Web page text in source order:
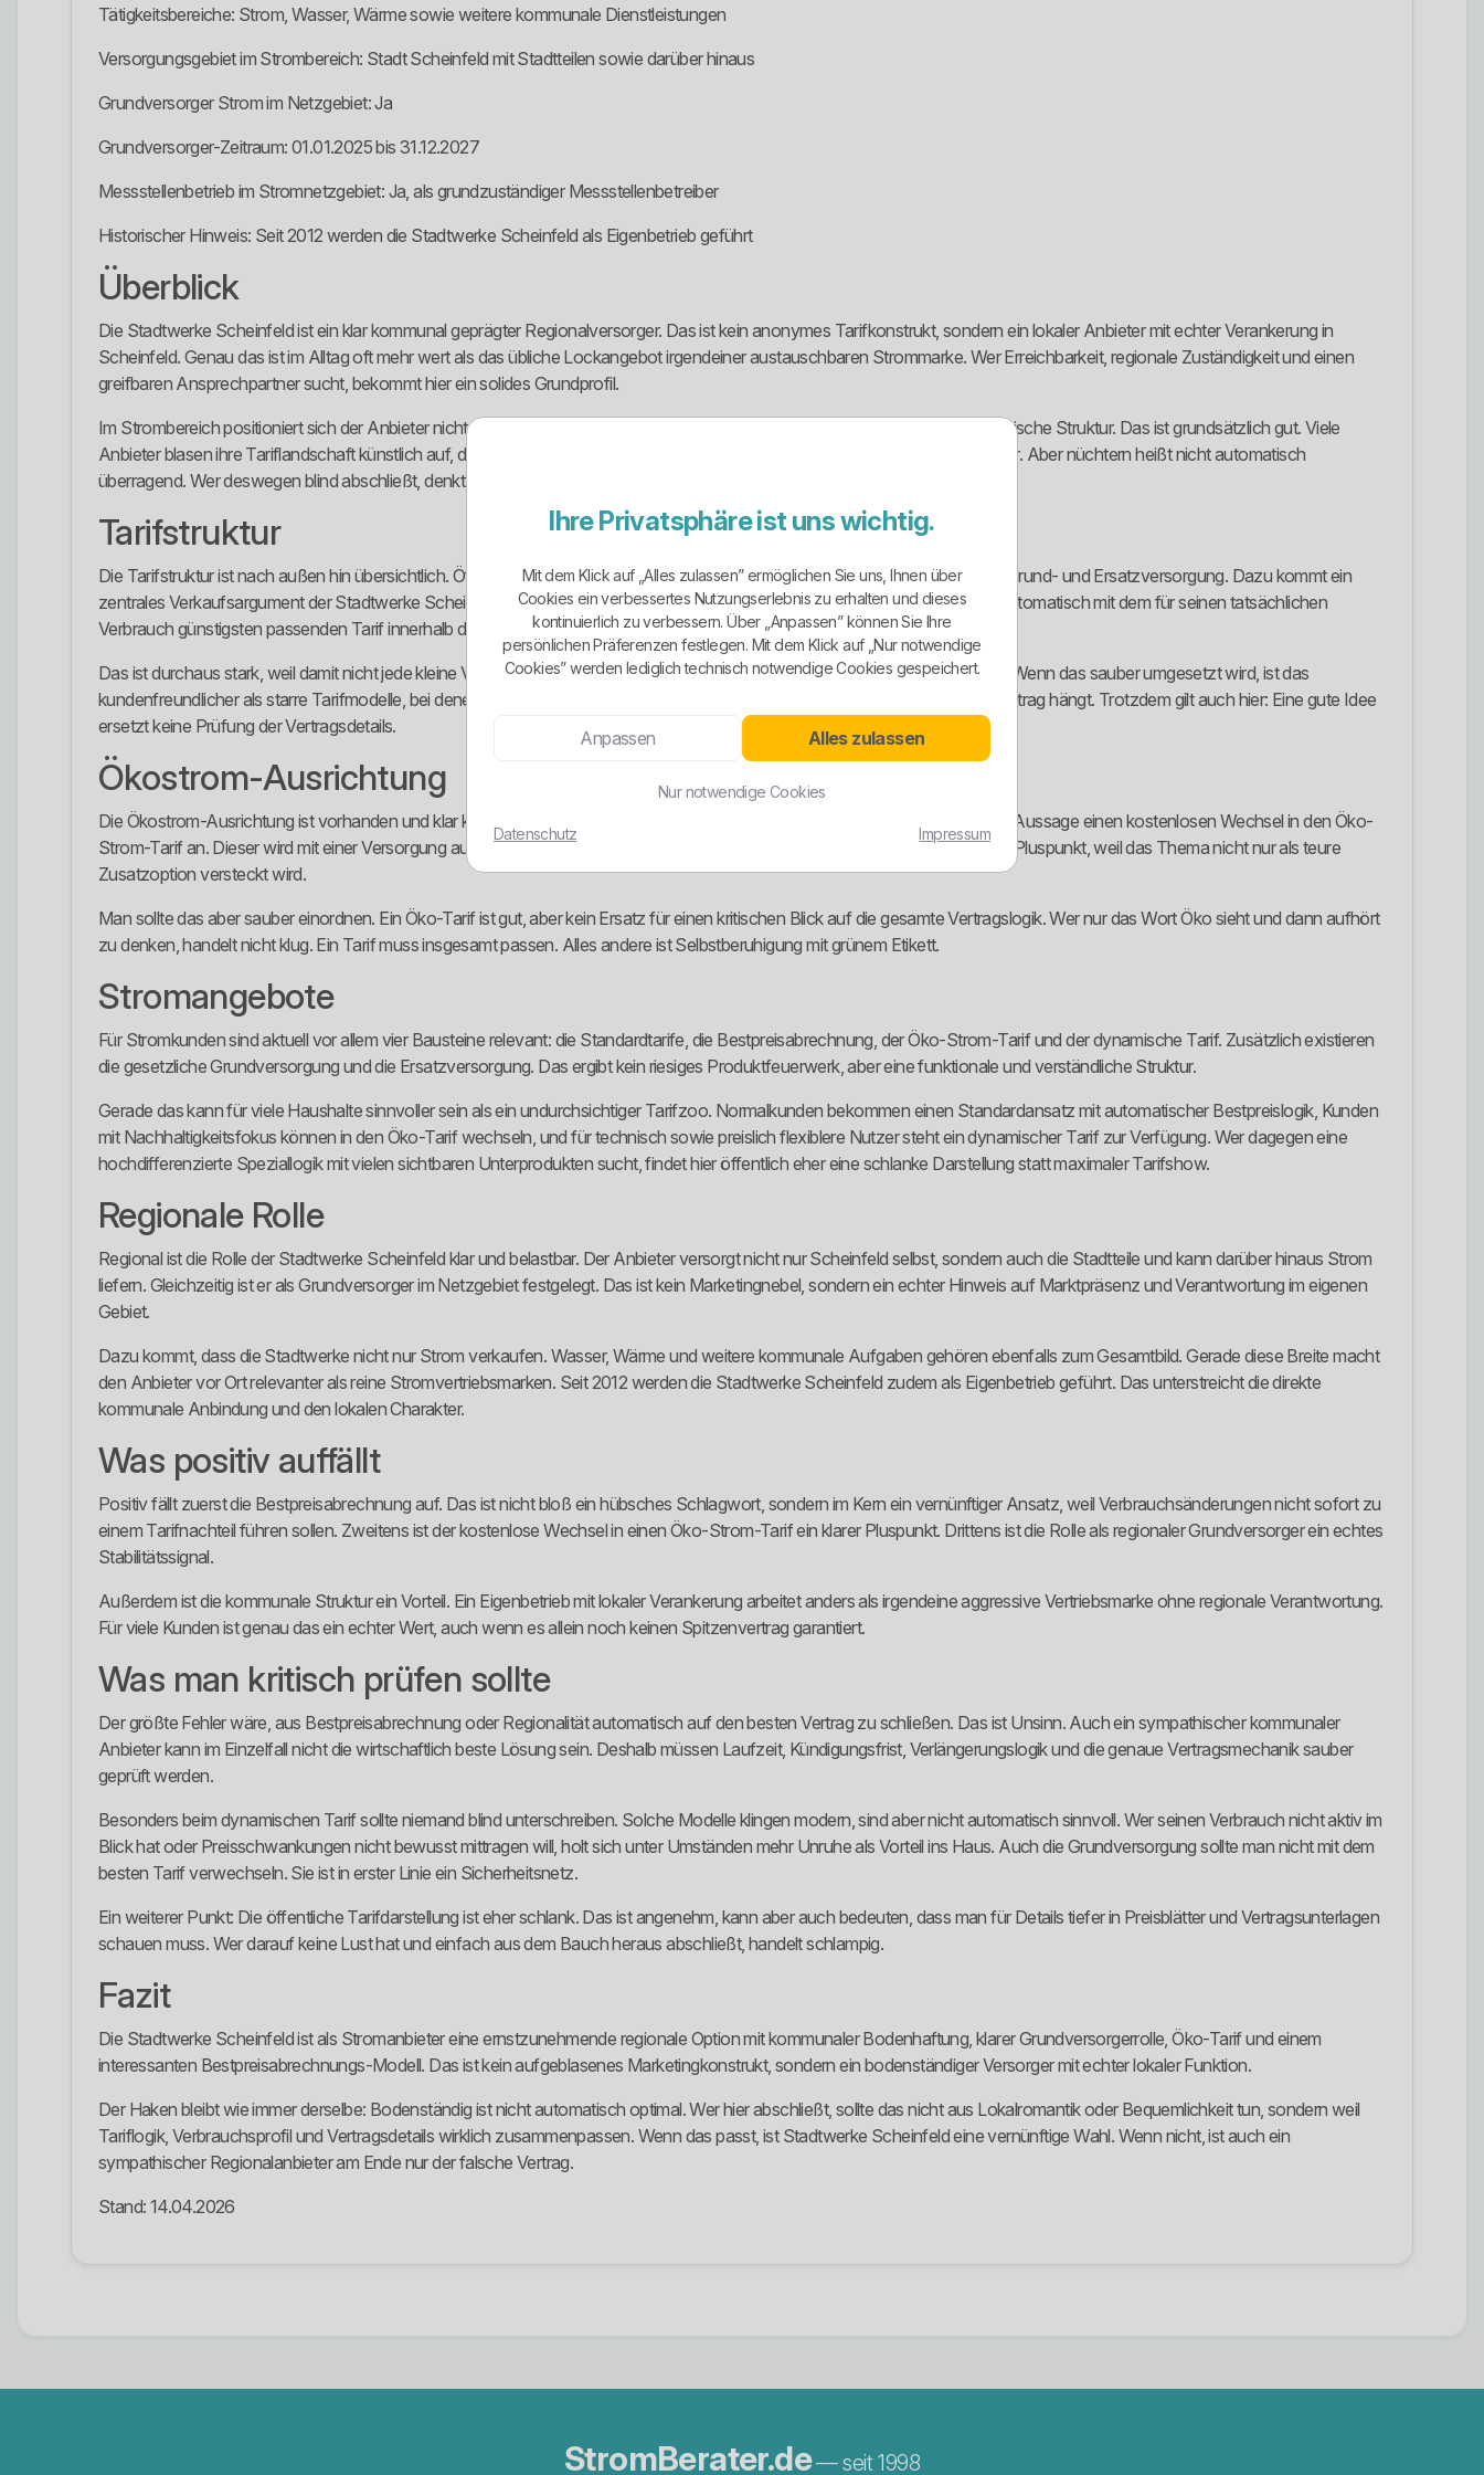
Tätigkeitsbereiche: Strom, Wasser, Wärme sowie weitere kommunale Dienstleistungen
Versorgungsgebiet im Strombereich: Stadt Scheinfeld mit Stadtteilen sowie darüber hinaus
Grundversorger Strom im Netzgebiet: Ja
Grundversorger-Zeitraum: 01.01.2025 bis 31.12.2027
Messstellenbetrieb im Stromnetzgebiet: Ja, als grundzuständiger Messstellenbetreiber
Historischer Hinweis: Seit 2012 werden die Stadtwerke Scheinfeld als Eigenbetrieb geführt
Überblick
Die Stadtwerke Scheinfeld ist ein klar kommunal geprägter Regionalversorger. Das ist kein anonymes Tarifkonstrukt, sondern ein lokaler Anbieter mit echter Verankerung in
Scheinfeld. Genau das ist im Alltag oft mehr wert als das übliche Lockangebot irgendeiner austauschbaren Strommarke. Wer Erreichbarkeit, regionale Zuständigkeit und einen
greifbaren Ansprechpartner sucht, bekommt hier ein solides Grundprofil.
Im Strombereich positioniert sich der Anbieter nicht über eine riesige Fantasie-Tarifwelt, sondern über eine eher schlanke, praktische Struktur. Das ist grundsätzlich gut. Viele
Anbieter blasen ihre Tariflandschaft künstlich auf, damit sie komplexer und angeblich individueller wirkt. Hier wirkt das nüchterner. Aber nüchtern heißt nicht automatisch
überragend. Wer deswegen blind abschließt, denkt zu bequem.
Tarifstruktur
Die Tarifstruktur ist nach außen hin übersichtlich. Öffentlich sichtbar sind Standardtarife, ein dynamischer Stromtarif sowie die Grund- und Ersatzversorgung. Dazu kommt ein
zentrales Verkaufsargument der Stadtwerke Scheinfeld: die Bestpreisabrechnung. Nach eigener Darstellung wird der Kunde automatisch mit dem für seinen tatsächlichen
Verbrauch günstigsten passenden Tarif innerhalb der Tariflogik abgerechnet.
Das ist durchaus stark, weil damit nicht jede kleine Verbrauchsänderung sofort zu einem manuellen Tarifwechsel zwingen soll. Wenn das sauber umgesetzt wird, ist das
kundenfreundlicher als starre Tarifmodelle, bei denen man nach einer Lebensveränderung erst merkt, dass man im falschen Vertrag hängt. Trotzdem gilt auch hier: Eine gute Idee
ersetzt keine Prüfung der Vertragsdetails.
Ökostrom-Ausrichtung
Die Ökostrom-Ausrichtung ist vorhanden und klar kommuniziert. Die Stadtwerke Scheinfeld bieten ihren Kunden nach eigener Aussage einen kostenlosen Wechsel in den Öko-
Strom-Tarif an. Dieser wird mit einer Versorgung aus 100 Prozent erneuerbaren Energiequellen beschrieben. Das ist ein echter Pluspunkt, weil das Thema nicht nur als teure
Zusatzoption versteckt wird.
Man sollte das aber sauber einordnen. Ein Öko-Tarif ist gut, aber kein Ersatz für einen kritischen Blick auf die gesamte Vertragslogik. Wer nur das Wort Öko sieht und dann aufhört
zu denken, handelt nicht klug. Ein Tarif muss insgesamt passen. Alles andere ist Selbstberuhigung mit grünem Etikett.
Stromangebote
Für Stromkunden sind aktuell vor allem vier Bausteine relevant: die Standardtarife, die Bestpreisabrechnung, der Öko-Strom-Tarif und der dynamische Tarif. Zusätzlich existieren
die gesetzliche Grundversorgung und die Ersatzversorgung. Das ergibt kein riesiges Produktfeuerwerk, aber eine funktionale und verständliche Struktur.
Gerade das kann für viele Haushalte sinnvoller sein als ein undurchsichtiger Tarifzoo. Normalkunden bekommen einen Standardansatz mit automatischer Bestpreislogik, Kunden
mit Nachhaltigkeitsfokus können in den Öko-Tarif wechseln, und für technisch sowie preislich flexiblere Nutzer steht ein dynamischer Tarif zur Verfügung. Wer dagegen eine
hochdifferenzierte Speziallogik mit vielen sichtbaren Unterprodukten sucht, findet hier öffentlich eher eine schlanke Darstellung statt maximaler Tarifshow.
Regionale Rolle
Regional ist die Rolle der Stadtwerke Scheinfeld klar und belastbar. Der Anbieter versorgt nicht nur Scheinfeld selbst, sondern auch die Stadtteile und kann darüber hinaus Strom
liefern. Gleichzeitig ist er als Grundversorger im Netzgebiet festgelegt. Das ist kein Marketingnebel, sondern ein echter Hinweis auf Marktpräsenz und Verantwortung im eigenen
Gebiet.
Dazu kommt, dass die Stadtwerke nicht nur Strom verkaufen. Wasser, Wärme und weitere kommunale Aufgaben gehören ebenfalls zum Gesamtbild. Gerade diese Breite macht
den Anbieter vor Ort relevanter als reine Stromvertriebsmarken. Seit 2012 werden die Stadtwerke Scheinfeld zudem als Eigenbetrieb geführt. Das unterstreicht die direkte
kommunale Anbindung und den lokalen Charakter.
Was positiv auffällt
Positiv fällt zuerst die Bestpreisabrechnung auf. Das ist nicht bloß ein hübsches Schlagwort, sondern im Kern ein vernünftiger Ansatz, weil Verbrauchsänderungen nicht sofort zu
einem Tarifnachteil führen sollen. Zweitens ist der kostenlose Wechsel in einen Öko-Strom-Tarif ein klarer Pluspunkt. Drittens ist die Rolle als regionaler Grundversorger ein echtes
Stabilitätssignal.
Außerdem ist die kommunale Struktur ein Vorteil. Ein Eigenbetrieb mit lokaler Verankerung arbeitet anders als irgendeine aggressive Vertriebsmarke ohne regionale Verantwortung.
Für viele Kunden ist genau das ein echter Wert, auch wenn es allein noch keinen Spitzenvertrag garantiert.
Was man kritisch prüfen sollte
Der größte Fehler wäre, aus Bestpreisabrechnung oder Regionalität automatisch auf den besten Vertrag zu schließen. Das ist Unsinn. Auch ein sympathischer kommunaler
Anbieter kann im Einzelfall nicht die wirtschaftlich beste Lösung sein. Deshalb müssen Laufzeit, Kündigungsfrist, Verlängerungslogik und die genaue Vertragsmechanik sauber
geprüft werden.
Besonders beim dynamischen Tarif sollte niemand blind unterschreiben. Solche Modelle klingen modern, sind aber nicht automatisch sinnvoll. Wer seinen Verbrauch nicht aktiv im
Blick hat oder Preisschwankungen nicht bewusst mittragen will, holt sich unter Umständen mehr Unruhe als Vorteil ins Haus. Auch die Grundversorgung sollte man nicht mit dem
besten Tarif verwechseln. Sie ist in erster Linie ein Sicherheitsnetz.
Ein weiterer Punkt: Die öffentliche Tarifdarstellung ist eher schlank. Das ist angenehm, kann aber auch bedeuten, dass man für Details tiefer in Preisblätter und Vertragsunterlagen
schauen muss. Wer darauf keine Lust hat und einfach aus dem Bauch heraus abschließt, handelt schlampig.
Fazit
Die Stadtwerke Scheinfeld ist als Stromanbieter eine ernstzunehmende regionale Option mit kommunaler Bodenhaftung, klarer Grundversorgerrolle, Öko-Tarif und einem
interessanten Bestpreisabrechnungs-Modell. Das ist kein aufgeblasenes Marketingkonstrukt, sondern ein bodenständiger Versorger mit echter lokaler Funktion.
Der Haken bleibt wie immer derselbe: Bodenständig ist nicht automatisch optimal. Wer hier abschließt, sollte das nicht aus Lokalromantik oder Bequemlichkeit tun, sondern weil
Tariflogik, Verbrauchsprofil und Vertragsdetails wirklich zusammenpassen. Wenn das passt, ist Stadtwerke Scheinfeld eine vernünftige Wahl. Wenn nicht, ist auch ein
sympathischer Regionalanbieter am Ende nur der falsche Vertrag.
Stand: 14.04.2026
StromBerater.de— seit 1998
Ihre Privatsphäre ist uns wichtig.
Mit dem Klick auf „Alles zulassen” ermöglichen Sie uns, Ihnen über
Cookies ein verbessertes Nutzungserlebnis zu erhalten und dieses
kontinuierlich zu verbessern. Über „Anpassen” können Sie Ihre
persönlichen Präferenzen festlegen. Mit dem Klick auf „Nur notwendige
Cookies” werden lediglich technisch notwendige Cookies gespeichert.
Anpassen Alles zulassen
Nur notwendige Cookies
Datenschutz Impressum